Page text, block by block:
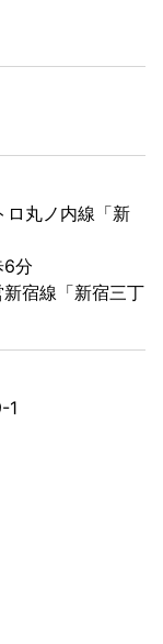
丸ノ内線「新
6分
宿線「新宿三丁
1